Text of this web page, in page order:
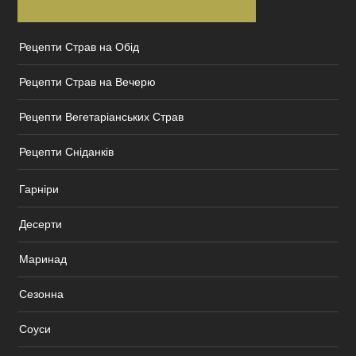
Рецепти Страв на Обід
Рецепти Страв на Вечерю
Рецепти Вегетаріанських Страв
Рецепти Сніданків
Гарніри
Десерти
Маринад
Сезонна
Соуси